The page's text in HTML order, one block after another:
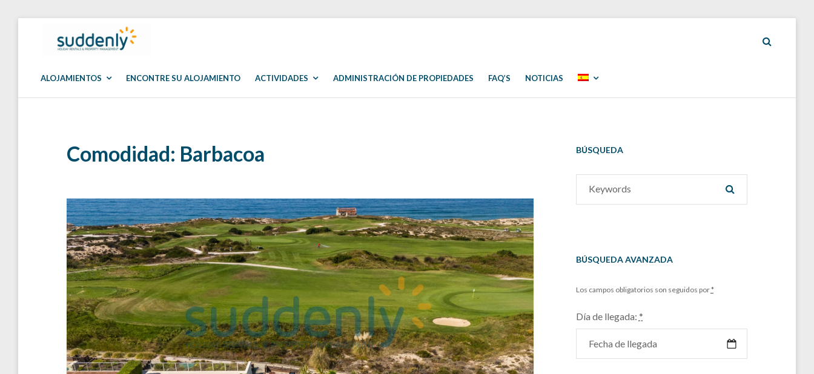
SUDDENLY
Holiday
Property
Management
ALOJAMIENTOS ENCONTRE SU ALOJAMIENTO ACTIVIDADES ADMINISTRACIÓN DE PROPIEDADES FAQ’S NOTICIAS
Comodidad: Barbacoa BÚSQUEDA
for:
BÚSQUEDA AVANZADA
Los campos obligatorios son seguidos por*
Día de llegada: *